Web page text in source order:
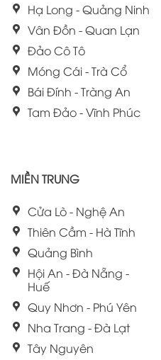
Hạ Long - Quảng Ninh
Vân Đồn - Quan Lạn
Đảo Cô Tô
Móng Cái - Trà Cổ
Bái Đính - Tràng An
Tam Đảo - Vĩnh Phúc
MIỀN TRUNG
Cửa Lò - Nghệ An
Thiên Cầm - Hà Tĩnh
Quảng Bình
Hội An - Đà Nẵng -
Huế
Quy Nhơn - Phú Yên
Nha Trang - Đà Lạt
Tây Nguyên